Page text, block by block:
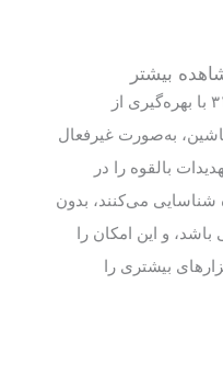
بیشتر
فایروال‌های سری ۳۱۰۰ با بهره‌گیری از
به‌صورت غیرفعال
بالقوه را در
می‌کنند، بدون
باشد، و این امکان را
بیشتری را